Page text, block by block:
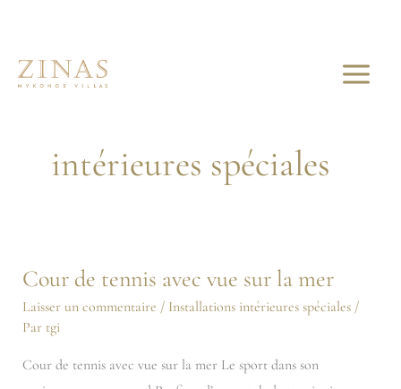
contenu Installations
intérieures spéciales
Cour de tennis avec vue sur la mer
Laisser un commentaire / Installations intérieures spéciales/
Par tgi
Cour de tennis avec vue sur la mer Le sport dans son
Cour
de
tennis